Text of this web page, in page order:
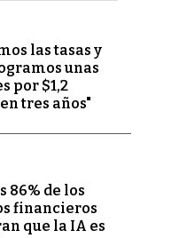
las tasas y
unas
por $1,2
tres años"
86% de los
financieros
que la IA es